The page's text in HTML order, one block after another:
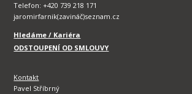
Telefon: +420 739 218 171
jaromirfarnik(zavináč)seznam.cz
Hledáme / Kariéra
ODSTOUPENÍ OD SMLOUVY
Kontakt
Pavel Stříbrný